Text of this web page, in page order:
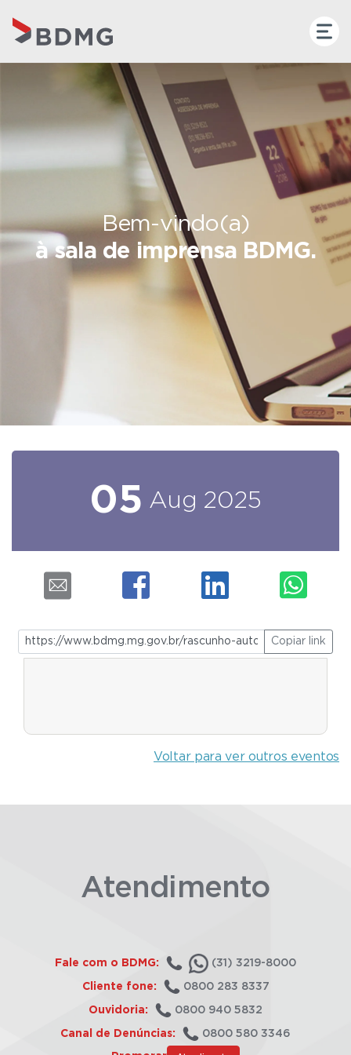
Bem-vindo(a)
à sala de imprensa BDMG.
05 Aug 2025
Copiar link
Voltar para ver outros eventos
Atendimento
Fale com o BDMG: (31) 3219-8000
Cliente fone: 0800 283 8337
Ouvidoria: 0800 940 5832
Canal de Denúncias: 0800 580 3346